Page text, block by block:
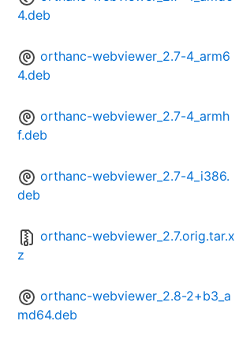
4.deb
orthanc-webviewer_2.7-4_arm6
4.deb
orthanc-webviewer_2.7-4_armh
f.deb
orthanc-webviewer_2.7-4_i386.
deb
orthanc-webviewer_2.7.orig.tar.x
z
orthanc-webviewer_2.8-2+b3_a
md64.deb